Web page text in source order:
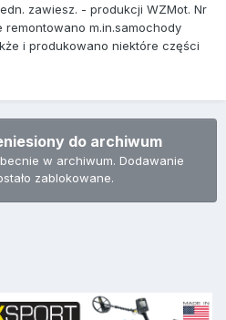
zawiesz. - produkcji WZMot. Nr
remontowano m.in.samochody
i produkowano niektóre części
do archiwum
w archiwum. Dodawanie
zablokowane.